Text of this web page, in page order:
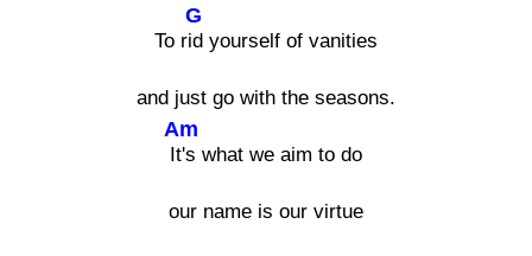
To r
G
id yourself of vanities
and just go with the seasons.
I
Am
t's what we aim to do
our name is our virtue